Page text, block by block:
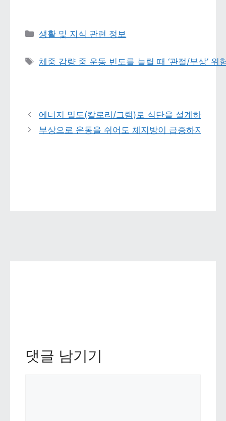
카테고리
생활 및 지식 관련 정보
태그
체중 감량 중 운동 빈도를 늘릴 때 ‘관절/부상’ 위
에너지 밀도(칼로리/그램)로 식단을 설계하면 편
부상으로 운동을 쉬어도 체지방이 급증하지 않
댓글 남기기